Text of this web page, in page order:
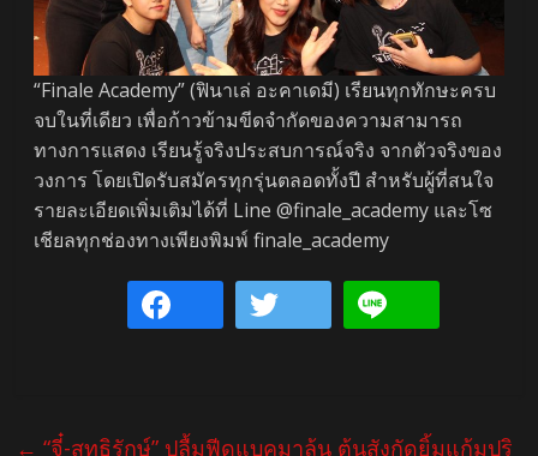
“Finale Academy” (ฟินาเล่ อะคาเดมี) เรียนทุกทักษะครบ
จบในที่เดียว เพื่อก้าวข้ามขีดจำกัดของความสามารถ
ทางการแสดง เรียนรู้จริงประสบการณ์จริง จากตัวจริงของ
วงการ โดยเปิดรับสมัครทุกรุ่นตลอดทั้งปี สำหรับผู้ที่สนใจ
รายละเอียดเพิ่มเติมได้ที่ Line @finale_academy และโซ
เชียลทุกช่องทางเพียงพิมพ์ finale_academy
← “จี๋-สุทธิรักษ์” ปลื้มฟีดแบคมาล้น ต้นสังกัดยิ้มแก้มปริ